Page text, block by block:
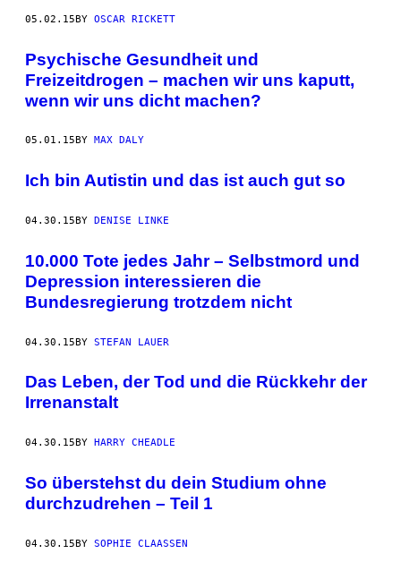
05.02.15BY OSCAR RICKETT
Psychische Gesundheit und
Freizeitdrogen – machen wir uns kaputt,
wenn wir uns dicht machen?
05.01.15 BY MAX DALY
Ich bin Autistin und das ist auch gut so
04.30.15BY DENISE LINKE
10.000 Tote jedes Jahr – Selbstmord und
Depression interessieren die
Bundesregierung trotzdem nicht
04.30.15BY STEFAN LAUER
Das Leben, der Tod und die Rückkehr der
Irrenanstalt
04.30.15 BY HARRY CHEADLE
So überstehst du dein Studium ohne
durchzudrehen – Teil 1
04.30.15BY SOPHIE CLAASSEN